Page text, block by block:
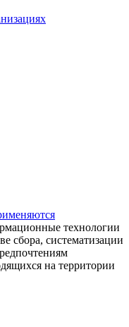
технологии
сбора, систематизации
на территории